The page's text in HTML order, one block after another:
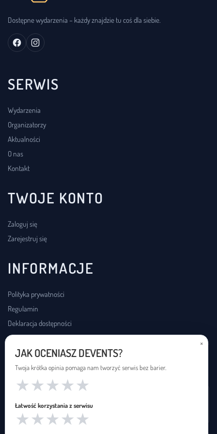
Dostępne wydarzenia – każdy znajdzie tu coś dla siebie.
SERWIS
Wydarzenia
Organizatorzy
Aktualności
O nas
Kontakt
TWOJE KONTO
Zaloguj się
Zarejestruj się
INFORMACJE
Polityka prywatności
Regulamin
Deklaracja dostępności
USŁUGI DOSTĘPNOŚCI
Zapętleni · zapetleni.pl
×
JAK OCENIASZ DEVENTS?
Twoja krótka opinia pomaga nam tworzyć serwis bez barier.
★
★
★
★
★
Łatwość korzystania z serwisu
★
★
★
★
★